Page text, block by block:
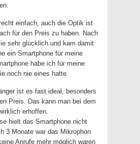
einfach, auch die Optik ist
für den Preis zu haben. Nach
sehr glücklich und kam damit
ein Smartphone für meine
habe ich für meine
noch nie eines hatte.
ist es fast ideal, besonders
Preis. Das kann man bei dem
erhoffen.
hielt das Smartphone nicht
3 Monate war das Mikrophon
Anrufe mehr möglich waren